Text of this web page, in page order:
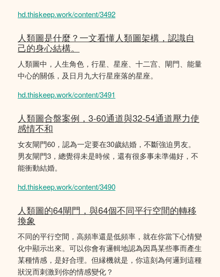
hd.thiskeep.work/content/3492
人類圖是什麼？一文看懂人類圖架構，認識自
己的身心結構。
人類圖中，人生角色，行星、星座、十二宫、閘門、能量
中心的關係，及日月九大行星座落的星座。
hd.thiskeep.work/content/3491
人類圖合盤案例，3-60通道與32-54通道壓力使
感情不和
女友閘門60，認為一定要在30歲結婚，不斷強迫男友。
男友閘門3，總覺得未是時候，還有很多事未準備好，不
能衝動結婚。
hd.thiskeep.work/content/3490
人類圖的64閘門，與64個不同平行空間的轉移
換象
不同的平行空間，高頻率還是低頻率，就在你當下心情變
化中顯示出來。可以你會有邏輯地認為因爲某些事而產生
某種情感，是好合理。但縁機就是，你這刻為何邏到這種
狀況而刺激到你的情感變化？